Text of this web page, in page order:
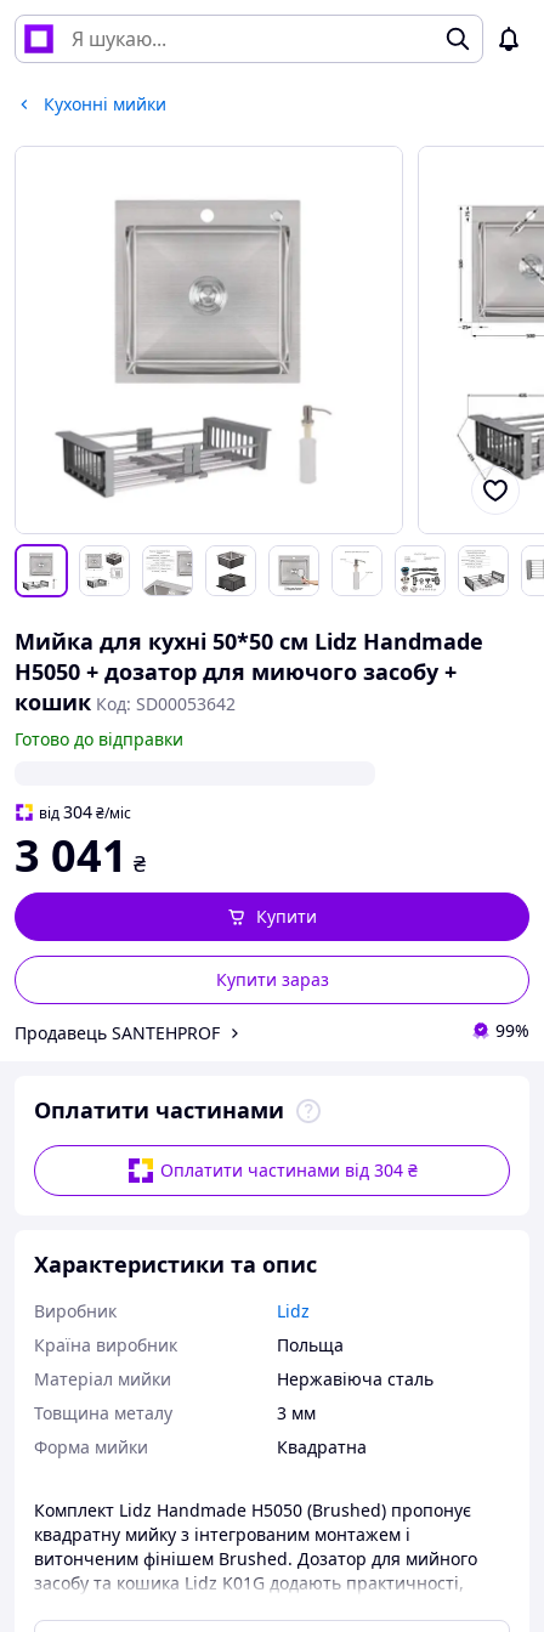
Кухонні мийки
Мийка для кухні 50*50 см Lidz Handmade
H5050 + дозатор для миючого засобу +
кошик Код: SD00053642
Готово до відправки
від304₴/міс
3 041 ₴
Купити зараз
Купити
Продавець SANTEHPROF 99%
Оплатити частинами
Оплатити частинами від 304 ₴
Характеристики та опис
Виробник
Lidz
Країна виробник
Польща
Матеріал мийки
Нержавіюча сталь
Товщина металу
3 мм
Форма мийки
Квадратна
Комплект Lidz Handmade H5050 (Brushed) пропонує
квадратну мийку з інтегрованим монтажем і
витонченим фінішем Brushed. Дозатор для мийного
засобу та кошика Lidz K01G додають практичності,